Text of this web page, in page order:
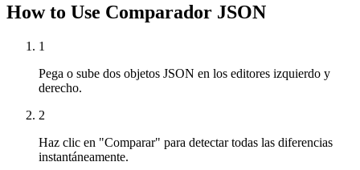
How to Use Comparador JSON
1
Pega o sube dos objetos JSON en los editores izquierdo y
derecho.
2
Haz clic en "Comparar" para detectar todas las diferencias
instantáneamente.